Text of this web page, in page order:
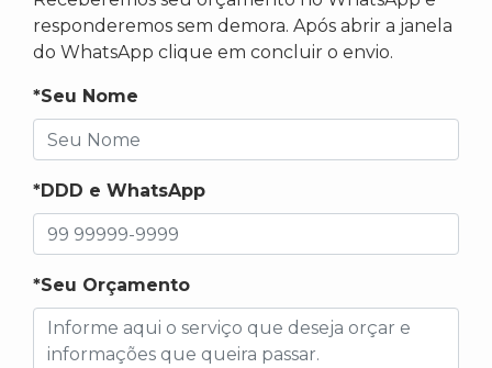
responderemos sem demora. Após abrir a janela
do WhatsApp clique em concluir o envio.
*Seu Nome
*DDD e WhatsApp
*Seu Orçamento